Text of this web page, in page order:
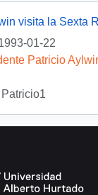
visita la Sexta
01-22
Patricio